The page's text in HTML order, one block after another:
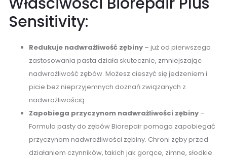
Sensitivity:
Redukuje nadwrażliwość zębiny – już od pierwszego
zastosowania pasta działa skutecznie, zmniejszając
nadwrażliwość zębów. Możesz cieszyć się jedzeniem i
picie bez nieprzyjemnych doznań związanych z
nadwrażliwością.
Zapobiega przyczynom nadwrażliwości zębiny –
Formuła pasty do zębów Biorepair pomaga zapobiegać
przyczynom nadwrażliwości zębiny. Chroni zęby przed
działaniem czynników, takich jak gorące, zimne, słodkie